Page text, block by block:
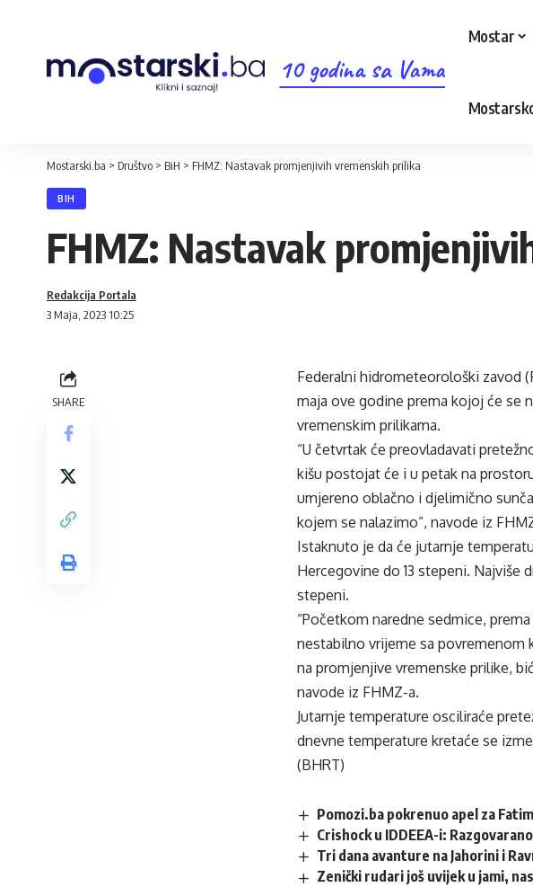
10 godina sa Vama
Mostar
Mostarski.ba > Društvo > BiH > FHMZ: Nastavak promjenjivih vremenskih prilika
BIH
FHMZ: Nastavak
3 Maja, 2023 10:25
Redakcija Portala
SHARE
Federalni hidrometeorološki zavod
maja ove godine prema kojoj će se
vremenskim prilikama.
“U četvrtak će preovladavati
kišu postojat će i u petak na
umjereno oblačno i djelimično
kojem se nalazimo”, navode iz
Istaknuto je da će jutarnje
Hercegovine do 13 stepeni. Najviše
stepeni.
“Početkom naredne sedmice,
nestabilno vrijeme sa povremenom
na promjenjive vremenske prilike,
navode iz FHMZ-a.
Jutarnje temperature osciliraće
dnevne temperature kretaće se
(BHRT)
Pomozi.ba pokrenuo apel za
Crishock u IDDEEA-i:
Tri dana avanture na Jahorini i
Zenički rudari još uvijek u jami,